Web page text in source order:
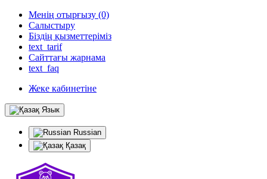
Менің отырғызу (0)
Салыстыру
Біздің қызметтеріміз
text_tarif
Сайттағы жарнама
text_faq
Жеке кабинетіне
Язык
Russian
Қазақ